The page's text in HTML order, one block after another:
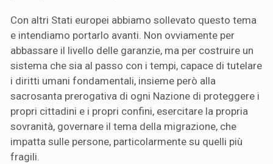
Con altri Stati europei abbiamo sollevato questo tema
e intendiamo portarlo avanti. Non ovviamente per
abbassare il livello delle garanzie, ma per costruire un
sistema che sia al passo con i tempi, capace di tutelare
i diritti umani fondamentali, insieme però alla
sacrosanta prerogativa di ogni Nazione di proteggere i
propri cittadini e i propri confini, esercitare la propria
sovranità, governare il tema della migrazione, che
impatta sulle persone, particolarmente su quelli più
fragili.